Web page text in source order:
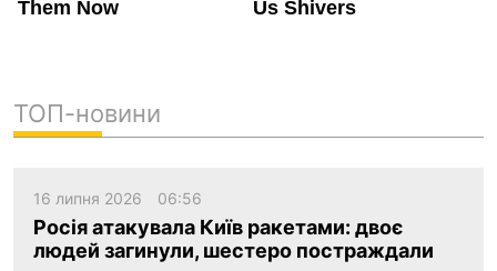
ТОП-новини
16 липня 2026 06:56
Росія атакувала Київ ракетами: двоє
людей загинули, шестеро постраждали